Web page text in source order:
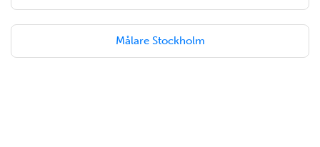
Målare Stockholm